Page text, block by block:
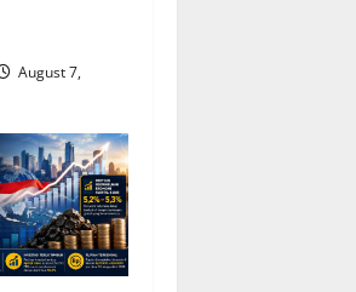
August 7,